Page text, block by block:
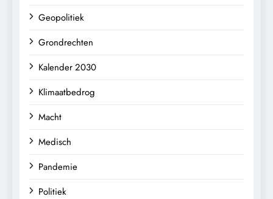
Geopolitiek
Grondrechten
Kalender 2030
Klimaatbedrog
Macht
Medisch
Pandemie
Politiek